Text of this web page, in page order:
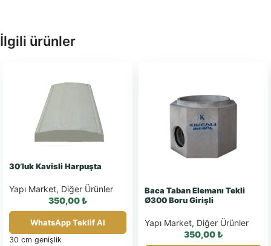
İlgili ürünler
30’luk Kavisli Harpuşta
Yapı Market, Diğer Ürünler
350,00₺
WhatsApp Teklif Al
30 cm genişlik
Baca Taban Elemanı Tekli
Ø300 Boru Girişli
Yapı Market, Diğer Ürünler
350,00₺